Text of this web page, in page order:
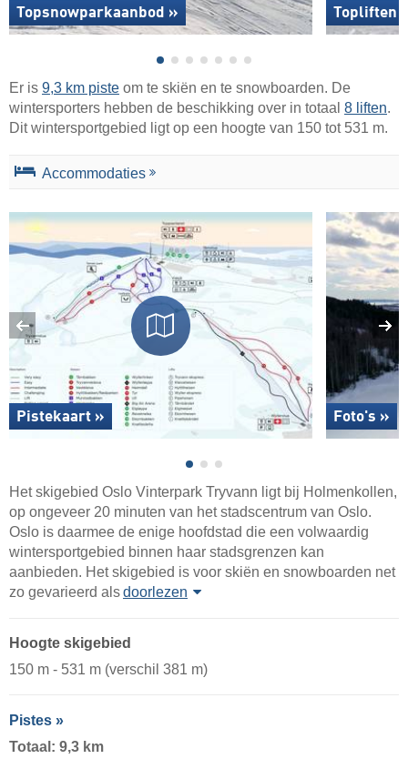
Topsnowparkaanbod » Topliften
Er is 9,3 km piste om te skiën en te snowboarden. De
wintersporters hebben de beschikking over in totaal 8 liften.
Dit wintersportgebied ligt op een hoogte van 150 tot 531 m.
Accommodaties
Pistekaart » Foto's »
Het skigebied Oslo Vinterpark Tryvann ligt bij Holmenkollen,
op ongeveer 20 minuten van het stadscentrum van Oslo.
Oslo is daarmee de enige hoofdstad die een volwaardig
wintersportgebied binnen haar stadsgrenzen kan
aanbieden. Het skigebied is voor skiën en snowboarden net
zo gevarieerd alsdoorlezen
Hoogte skigebied
150 m - 531 m (verschil 381 m)
Pistes »
Totaal: 9,3 km